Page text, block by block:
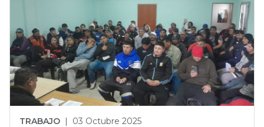
TRABAJO | 03 Octubre 2025